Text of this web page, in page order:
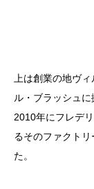
上は創業の地ヴ
ル・ブラッシュ
2010年にフレデ
るそのファクト
た。